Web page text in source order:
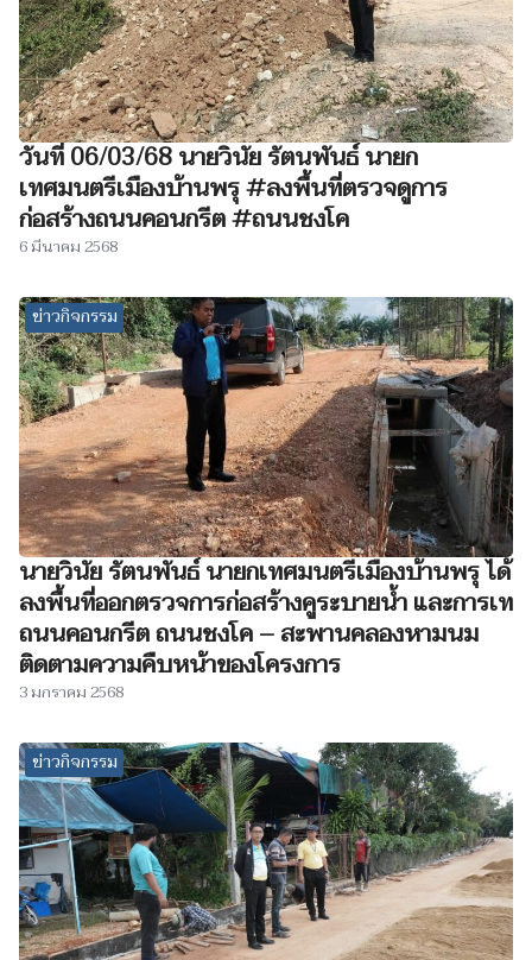
วันที่ 06/03/68 นายวินัย รัตนพันธ์ นายก
เทศมนตรีเมืองบ้านพรุ #ลงพื้นที่ตรวจดูการ
ก่อสร้างถนนคอนกรีต #ถนนชงโค
6 มีนาคม 2568
ข่าวกิจกรรม
นายวินัย รัตนพันธ์ นายกเทศมนตรีเมืองบ้านพรุ ได้
ลงพื้นที่ออกตรวจการก่อสร้างคูระบายน้ำ และการเท
ถนนคอนกรีต ถนนชงโค – สะพานคลองหามนม
ติดตามความคืบหน้าของโครงการ
3 มกราคม 2568
ข่าวกิจกรรม